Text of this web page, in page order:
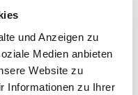
und Anzeigen zu
Medien anbieten
Website zu
Informationen zu Ihrer
die
kann sich